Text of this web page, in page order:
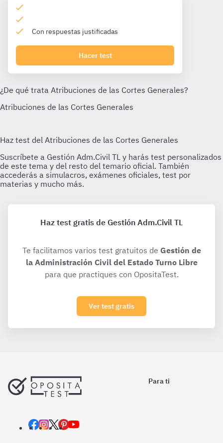
Con respuestas justificadas
Hacer test
Haz test gratis de Gestión Adm.Civil TL
Te facilitamos varios test gratuitos de Gestión de
la Administración Civil del Estado Turno Libre
para que practiques con OpositaTest.
Ver test gratis
Para ti